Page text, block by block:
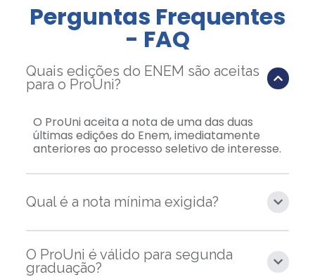
Perguntas Frequentes
- FAQ
Quais edições do ENEM são aceitas
para o ProUni?
O ProUni aceita a nota de uma das duas
últimas edições do Enem, imediatamente
anteriores ao processo seletivo de interesse.
Qual é a nota mínima exigida?
O ProUni é válido para segunda
graduação?